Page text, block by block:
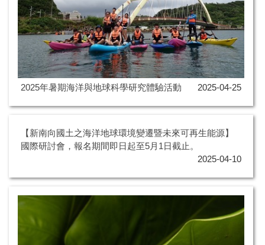
2025年暑期海洋與地球科學研究體驗活動 2025-04-25
【新南向國土之海洋地球環境變遷暨未來可再生能源】
國際研討會，報名期間即日起至5月1日截止。
2025-04-10